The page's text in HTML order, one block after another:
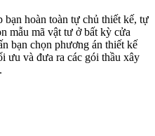
hoàn toàn tự chủ thiết kế, tự
mẫu mã vật tư ở bất kỳ cửa
bạn chọn phương án thiết kế
ưu và đưa ra các gói thầu xây